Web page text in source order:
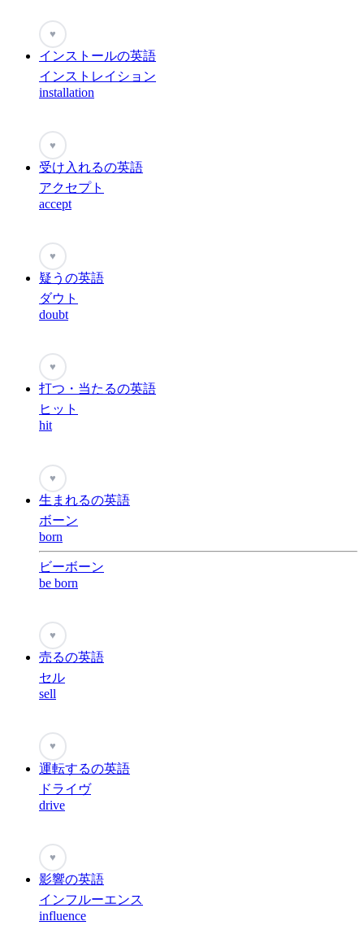
♥
インストールの英語
インストレイション
installation
♥
受け入れるの英語
アクセプト
accept
♥
疑うの英語
ダウト
doubt
♥
打つ・当たるの英語
ヒット
hit
♥
生まれるの英語
ボーン
born
ビーボーン
be born
♥
売るの英語
セル
sell
♥
運転するの英語
ドライヴ
drive
♥
影響の英語
インフルーエンス
influence